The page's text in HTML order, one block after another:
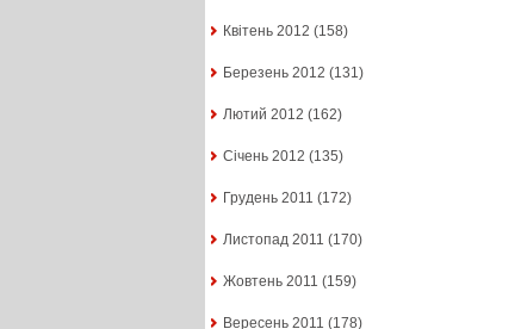
Квітень 2012 (158)
Березень 2012 (131)
Лютий 2012 (162)
Січень 2012 (135)
Грудень 2011 (172)
Листопад 2011 (170)
Жовтень 2011 (159)
Вересень 2011 (178)